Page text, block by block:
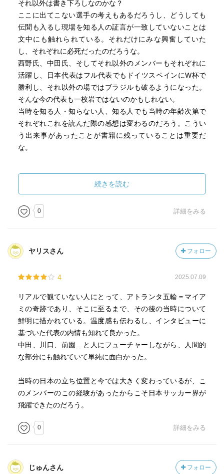
それ以外は書き下ろしなのかな？
ここに出てこない選手の考えもあるだろうし、どうしても
伝聞も入るし現場を知る人の証言が一致していないことは
文中にも触れられている。それだけにみな興奮していた
し、それぞれに必死だったのだろうな。
西野氏、中田氏、そしてそれ以外のメンバーもそれぞれに
活躍し、日本代表はフル代表でもドイツスペインにW杯で
勝利し、それ以外の場ではブラジルも破るようになった。
そんな今の代表も一枚岩ではないのかもしれない。
当時を知る人・知らない人、知る人でも当時の年齢次第で
それぞれこれを読んだ際の感想は変わるのだろう。こうい
う出来事があったことが書籍に残っていることは重要だ
な。
続きを読む
0 詳細をみる
ヤリスさん フォロー
4 2025.07.09
リアルで観ていない人にとって、アトランタ五輪＝マイア
ミの奇跡であり、そこに至るまで、その後の当時について
鮮明に描かれている。温度感も伝わるし、インタビューに
基づいた代表の内情も知れて良かった。
中田、川口、前園…と人にフューチャーしながら、人間的
な部分にも触れていて単純に面白かった。
当時の日本の立ち位置と今では大きく変わっているが、こ
のメンバーのこの経験があったからこそ日本サッカー界が
飛躍できたのだろう。
0 詳細をみる
じゅんさん フォロー